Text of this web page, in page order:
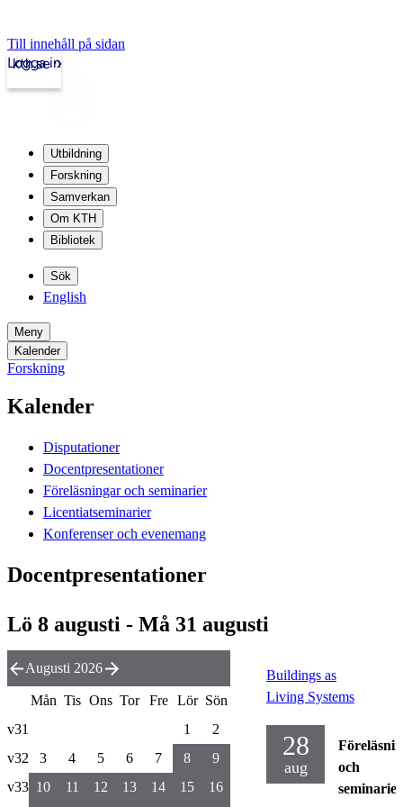
Till innehåll på sidan
kth.se
Logga in
Utbildning
Forskning
Samverkan
Om KTH
Bibliotek
Sök
English
Meny
Kalender
Forskning
Kalender
Disputationer
Docentpresentationer
Föreläsningar och seminarier
Licentiatseminarier
Konferenser och evenemang
Docentpresentationer
Lö 8 augusti - Må 31 augusti
Buildings as
Living Systems
28
aug
och
seminarier
Augusti 2026
Mån Tis Ons Tor Fre Lör Sön
v31
1
2
v32
3 4 5 6 7 8
9
v33 10 11 12 13 14 15
16